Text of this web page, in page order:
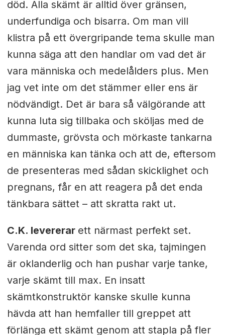
död. Alla skämt är alltid över gränsen,
underfundiga och bisarra. Om man vill
klistra på ett övergripande tema skulle man
kunna säga att den handlar om vad det är
vara människa och medelålders plus. Men
jag vet inte om det stämmer eller ens är
nödvändigt. Det är bara så välgörande att
kunna luta sig tillbaka och sköljas med de
dummaste, grövsta och mörkaste tankarna
en människa kan tänka och att de, eftersom
de presenteras med sådan skicklighet och
pregnans, får en att reagera på det enda
tänkbara sättet – att skratta rakt ut.
C.K. levererar ett närmast perfekt set.
Varenda ord sitter som det ska, tajmingen
är oklanderlig och han pushar varje tanke,
varje skämt till max. En insatt
skämtkonstruktör kanske skulle kunna
hävda att han hemfaller till greppet att
förlänga ett skämt genom att stapla på fler